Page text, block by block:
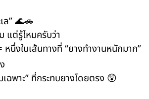
ล” 🌊🚗
แต่รู้ไหมครับว่า
หนึ่งในเส้นทางที่ “ยางทำงานหนักมาก”
พาะ” ที่กระทบยางโดยตรง 😲